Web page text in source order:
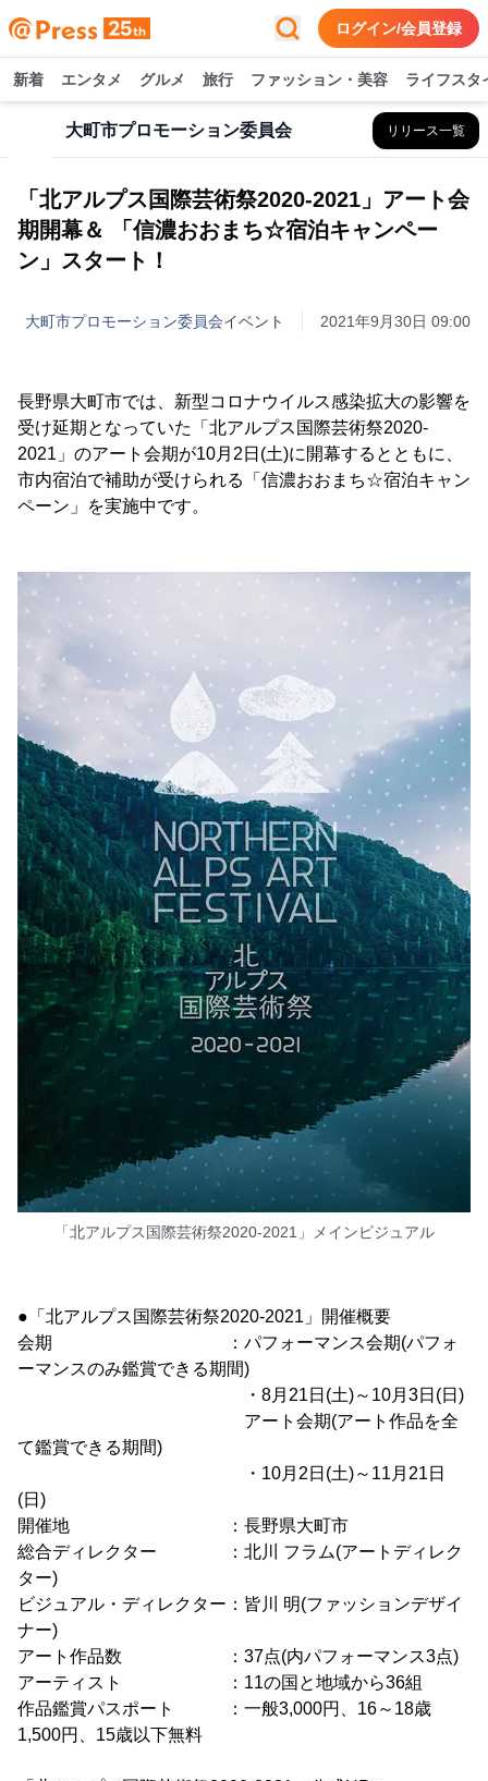
ログイン/会員登録
新着 エンタメ グルメ 旅行 ファッション・美容 ライフスタ
大町市プロモーション委員会 リリース一覧
「北アルプス国際芸術祭2020-2021」アート会
期開幕＆ 「信濃おおまち☆宿泊キャンペー
ン」スタート！
大町市プロモーション委員会イベント 2021年9月30日 09:00
長野県大町市では、新型コロナウイルス感染拡大の影響を
受け延期となっていた「北アルプス国際芸術祭2020-
2021」のアート会期が10月2日(土)に開幕するとともに、
市内宿泊で補助が受けられる「信濃おおまち☆宿泊キャン
ペーン」を実施中です。
「北アルプス国際芸術祭2020-2021」メインビジュアル
●「北アルプス国際芸術祭2020-2021」開催概要
会期 ：パフォーマンス会期(パフォ
ーマンスのみ鑑賞できる期間)
・8月21日(土)～10月3日(日)
アート会期(アート作品を全
て鑑賞できる期間)
・10月2日(土)～11月21日
(日)
開催地 ：長野県大町市
総合ディレクター ：北川 フラム(アートディレク
ター)
ビジュアル・ディレクター：皆川 明(ファッションデザイ
ナー)
アート作品数 ：37点(内パフォーマンス3点)
アーティスト ：11の国と地域から36組
作品鑑賞パスポート ：一般3,000円、16～18歳
1,500円、15歳以下無料